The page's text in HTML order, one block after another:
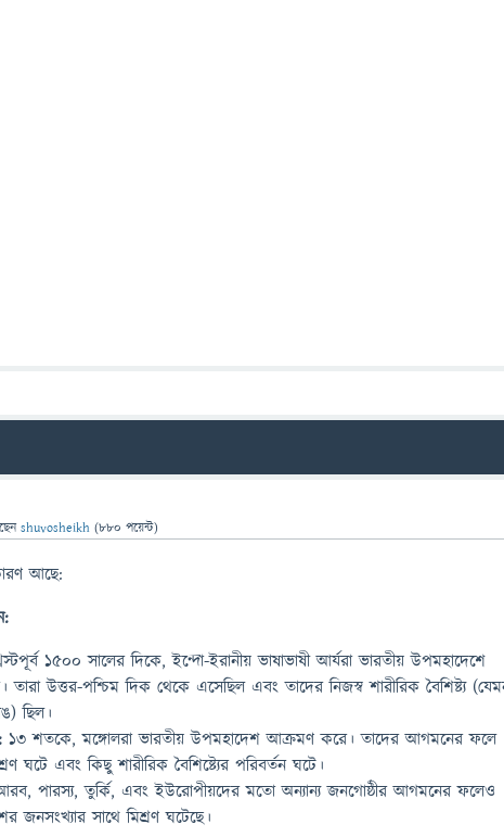
shuvosheikh (880 পয়েন্ট)
আছে:
১৫০০ সালের দিকে, ইন্দো-ইরানীয় ভাষাভাষী আর্যরা ভারতীয় উপমহাদেশে
উত্তর-পশ্চিম দিক থেকে এসেছিল এবং তাদের নিজস্ব শারীরিক বৈশিষ্ট্য
ছিল।
১৩ শতকে, মঙ্গোলরা ভারতীয় উপমহাদেশ আক্রমণ করে। তাদের আগমনের ফলে
ঘটে এবং কিছু শারীরিক বৈশিষ্ট্যের পরিবর্তন ঘটে।
পারস্য, তুর্কি, এবং ইউরোপীয়দের মতো অন্যান্য জনগোষ্ঠীর আগমনের ফলেও
জনসংখ্যার সাথে মিশ্রণ ঘটেছে।